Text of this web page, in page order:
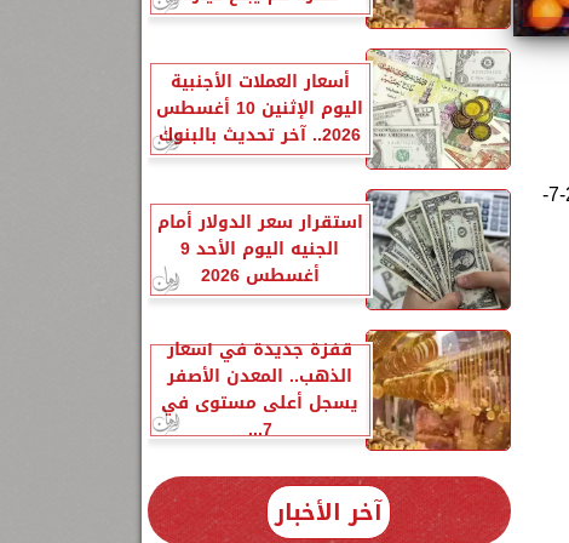
تقدم «الزمان»، استمرارًا للخدمات المتنوعة التي تستعرضها لجمهورها أسعار الخضراوات، اليوم الأربعاء 24-7-
أسعار العملات الأجنبية
اليوم الإثنين 10 أغسطس
2026.. آخر تحديث بالبنوك
استقرار سعر الدولار أمام
الجنيه اليوم الأحد 9
أغسطس 2026
قفزة جديدة في أسعار
الذهب.. المعدن الأصفر
يسجل أعلى مستوى في
7...
آخر الأخبار